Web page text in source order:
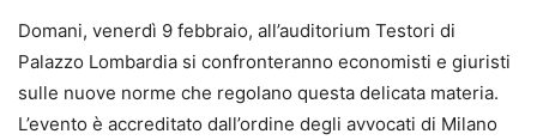
Domani, venerdì 9 febbraio, all’auditorium Testori di
Palazzo Lombardia si confronteranno economisti e giuristi
sulle nuove norme che regolano questa delicata materia.
L’evento è accreditato dall’ordine degli avvocati di Milano